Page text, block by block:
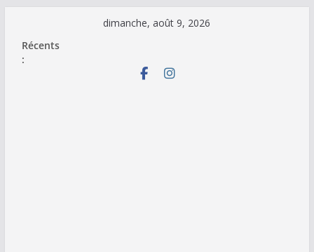
contenu
dimanche, août 9, 2026
Récents
: